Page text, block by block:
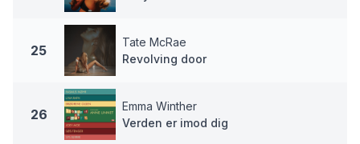
25
Tate McRae
Revolving door
26
Emma Winther
Verden er imod dig